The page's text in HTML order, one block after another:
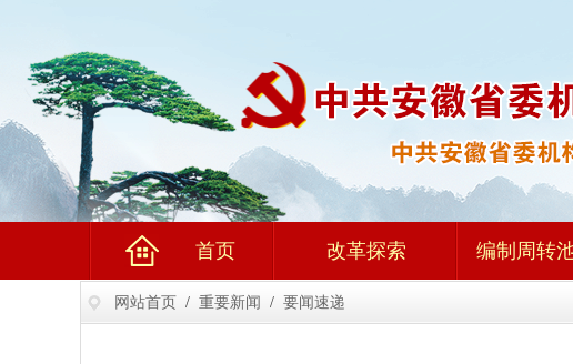
首页 改革探索 编制周转
网站首页 / 重要新闻 / 要闻速递